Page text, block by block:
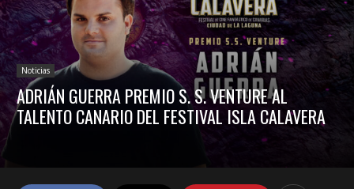
Noticias
ADRIÁN GUERRA PREMIO S. S. VENTURE AL
TALENTO CANARIO DEL FESTIVAL ISLA CALAVERA